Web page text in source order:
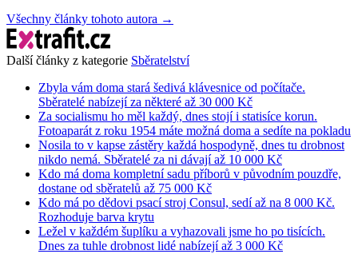
Všechny články tohoto autora →
Další články z kategorie Sběratelství
Zbyla vám doma stará šedivá klávesnice od počítače.
Sběratelé nabízejí za některé až 30 000 Kč
Za socialismu ho měl každý, dnes stojí i statisíce korun.
Fotoaparát z roku 1954 máte možná doma a sedíte na pokladu
Nosila to v kapse zástěry každá hospodyně, dnes tu drobnost
nikdo nemá. Sběratelé za ni dávají až 10 000 Kč
Kdo má doma kompletní sadu příborů v původním pouzdře,
dostane od sběratelů až 75 000 Kč
Kdo má po dědovi psací stroj Consul, sedí až na 8 000 Kč.
Rozhoduje barva krytu
Ležel v každém šuplíku a vyhazovali jsme ho po tisících.
Dnes za tuhle drobnost lidé nabízejí až 3 000 Kč